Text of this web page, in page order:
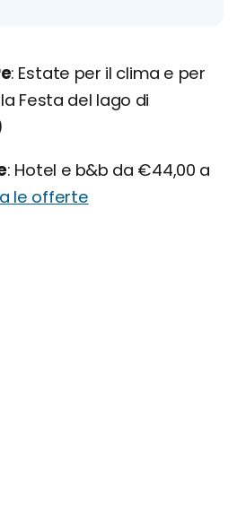
Estate per il clima e per
Festa del lago di
Hotel e b&b da €44,00 a
le offerte